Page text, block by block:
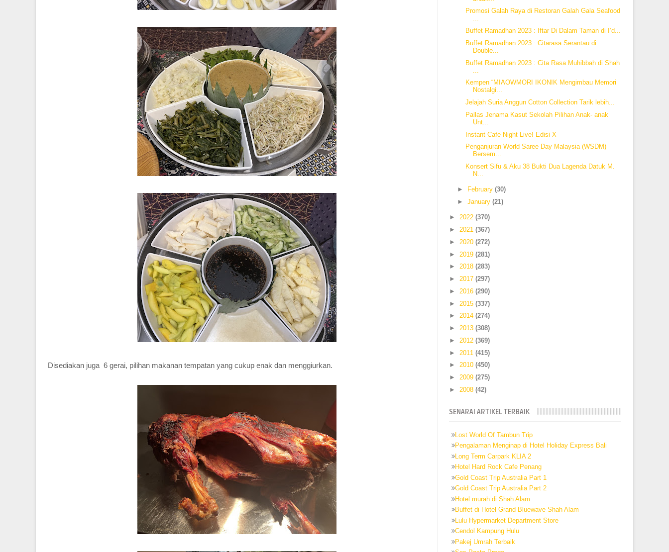
Disediakan juga 6 gerai, pilihan makanan tempatan yang cukup enak dan menggiurkan.
Promosi Galah Raya di Restoran Galah Gala Seafood
...
Buffet Ramadhan 2023 : Iftar Di Dalam Taman di I’d...
Buffet Ramadhan 2023 : Citarasa Serantau di
Double...
Buffet Ramadhan 2023 : Cita Rasa Muhibbah di Shah
Kempen “MIAOWMORI IKONIK Mengimbau Memori
Nostalgi...
Jelajah Suria Anggun Cotton Collection Tarik lebih...
Pallas Jenama Kasut Sekolah Pilihan Anak- anak
Unt...
Instant Cafe Night Live! Edisi X
Penganjuran World Saree Day Malaysia (WSDM)
Bersem...
Konsert Sifu & Aku 38 Bukti Dua Lagenda Datuk M.
N...
► February (30)
► January (21)
►2022(370)
►2021(367)
► 2020(272)
► 2019(281)
►2018(283)
►2017(297)
► 2016(290)
► 2015(337)
►2014(274)
►2013(308)
► 2012(369)
► 2011(415)
►2010(450)
►2009(275)
► 2008(42)
SENARAI ARTIKEL TERBAIK
Lost World Of Tambun Trip
Pengalaman Menginap di Hotel Holiday Express Bali
Long Term Carpark KLIA 2
Hotel Hard Rock Cafe Penang
Gold Coast Trip Australia Part 1
Gold Coast Trip Australia Part 2
Hotel murah di Shah Alam
Buffet di Hotel Grand Bluewave Shah Alam
Lulu Hypermarket Department Store
Cendol Kampung Hulu
Pakej Umrah Terbaik